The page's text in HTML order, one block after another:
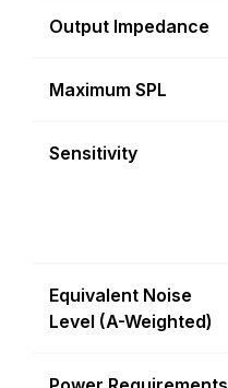
Output Impedance
Maximum SPL
Sensitivity
Equivalent Noise
Level (A-Weighted)